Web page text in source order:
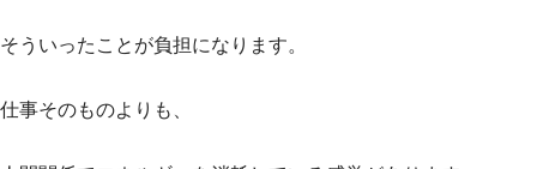
そういったことが負担になります。
仕事そのものよりも、